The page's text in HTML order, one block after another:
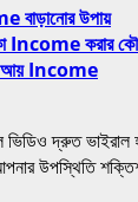
বাড়ানোর উপায়
Income করার
আয় Income
দ্রুত ভাইরাল
উপস্থিতি